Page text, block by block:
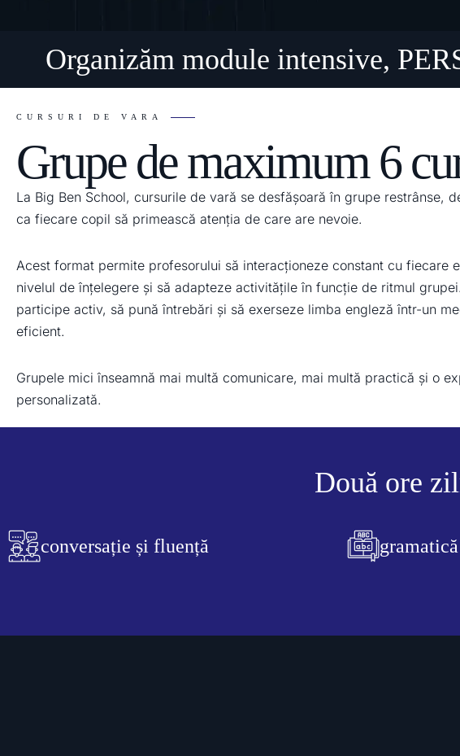
Organizăm module intensive,
CURSURI DE VARA
Grupe de maximum 6
La Big Ben School, cursurile de vară se desfășoară în grupe restrânse,
ca fiecare copil să primească atenția de care are nevoie.
Acest format permite profesorului să interacționeze constant cu fiecare
nivelul de înțelegere și să adapteze activitățile în funcție de ritmul
participe activ, să pună întrebări și să exerseze limba engleză într-un
eficient.
Grupele mici înseamnă mai multă comunicare, mai multă practică și o
personalizată.
Două ore
conversație și fluență